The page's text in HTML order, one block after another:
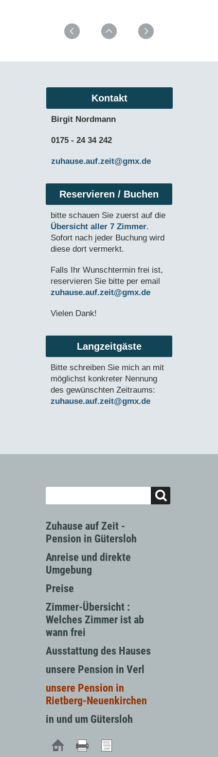
Zuhause auf Zeit -
Pension in Gütersloh
Anreise und direkte
Umgebung
Preise
Zimmer-Übersicht :
Welches Zimmer ist ab
wann frei
Ausstattung des Hauses
unsere Pension in Verl
unsere Pension in
Rietberg-Neuenkirchen
in und um Gütersloh
Kontakt
Birgit Nordmann
0175 - 24 34 242
zuhause.auf.zeit@gmx.de
Reservieren / Buchen
bitte schauen Sie zuerst auf die
Übersicht aller 7 Zimmer.
Sofort nach jeder Buchung wird
diese dort vermerkt.
Falls Ihr Wunschtermin frei ist,
reservieren Sie bitte per email
zuhause.auf.zeit@gmx.de
Vielen Dank!
Langzeitgäste
Bitte schreiben Sie mich an mit
möglichst konkreter Nennung
des gewünschten Zeitraums:
zuhause.auf.zeit@gmx.de